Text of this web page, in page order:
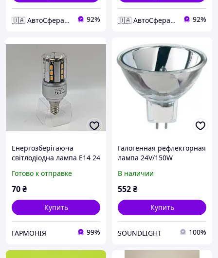
🇺🇦 АвтоСфера 🇺🇦 92% 🇺🇦 АвтоСфера 🇺🇦 92%
Енергозберігаюча
світлодіодна лампа E14 24
Готово к отправке
70₴
Купить
ГАРМОНІЯ 99%
Галогенная рефлекторная
лампа 24V/150W
В наличии
552₴
Купить
SOUNDLIGHT 100%